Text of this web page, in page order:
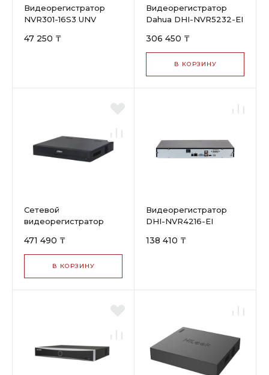
Видеорегистратор
NVR301-16S3 UNV
47 250 ₸
Видеорегистратор
Dahua DHI-NVR5232-EI
306 450 ₸
В КОРЗИНУ
Сетевой
видеорегистратор
канала
471 490 ₸
В КОРЗИНУ
Видеорегистратор
DHI-NVR4216-EI
138 410 ₸